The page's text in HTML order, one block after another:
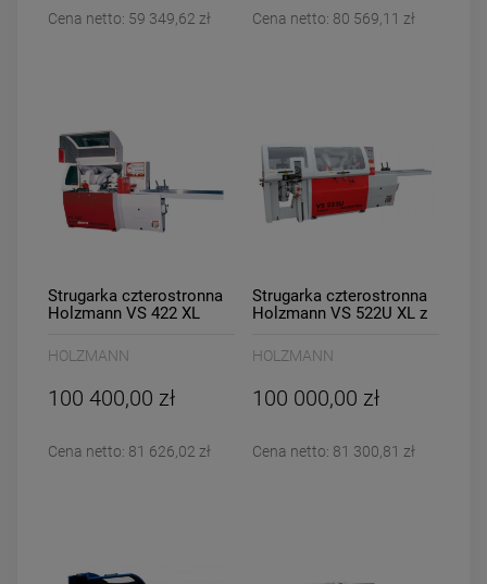
Cena netto: 59 349,62 zł Cena netto: 80 569,11 zł
Strugarka czterostronna
Holzmann VS 422 XL
HOLZMANN
100 400,00 zł
Cena netto: 81 626,02 zł
Strugarka czterostronna
Holzmann VS 522U XL z
HOLZMANN
100 000,00 zł
Cena netto: 81 300,81 zł